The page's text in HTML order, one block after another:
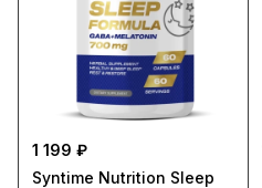
1 199 ₽
Syntime Nutrition Sleep